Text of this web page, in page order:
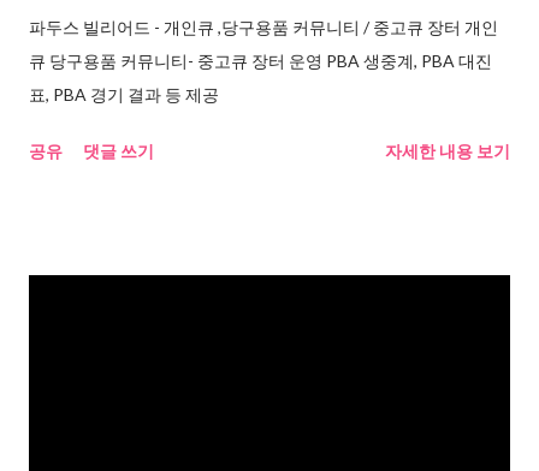
파두스 빌리어드 - 개인큐 ,당구용품 커뮤니티 / 중고큐 장터 개인
큐 당구용품 커뮤니티- 중고큐 장터 운영 PBA 생중계, PBA 대진
표, PBA 경기 결과 등 제공
공유 댓글 쓰기 자세한 내용 보기